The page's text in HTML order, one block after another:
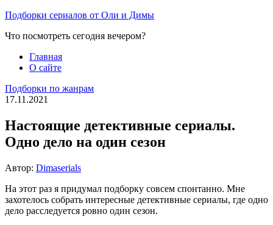
Перейти
содержимому
Подборки сериалов от Оли и Димы
Что посмотреть сегодня вечером?
Главная
О сайте
Подборки по жанрам
17.11.2021
Настоящие детективные сериалы.
Одно дело на один сезон
Автор: Dimaserials
На этот раз я придумал подборку совсем спонтанно. Мне
захотелось собрать интересные детективные сериалы, где одно
дело расследуется ровно один сезон.